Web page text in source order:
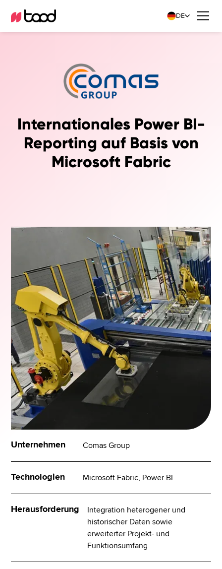
DE
Internationales Power BI-
Reporting auf Basis von
Microsoft Fabric
Unternehmen Comas Group
Technologien Microsoft Fabric, Power BI
Herausforderung
Integration heterogener und
historischer Daten sowie
erweiterter Projekt- und
Funktionsumfang